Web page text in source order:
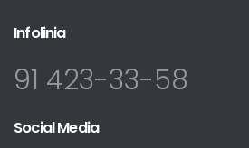
Infolinia
91 423-33-58
Social Media